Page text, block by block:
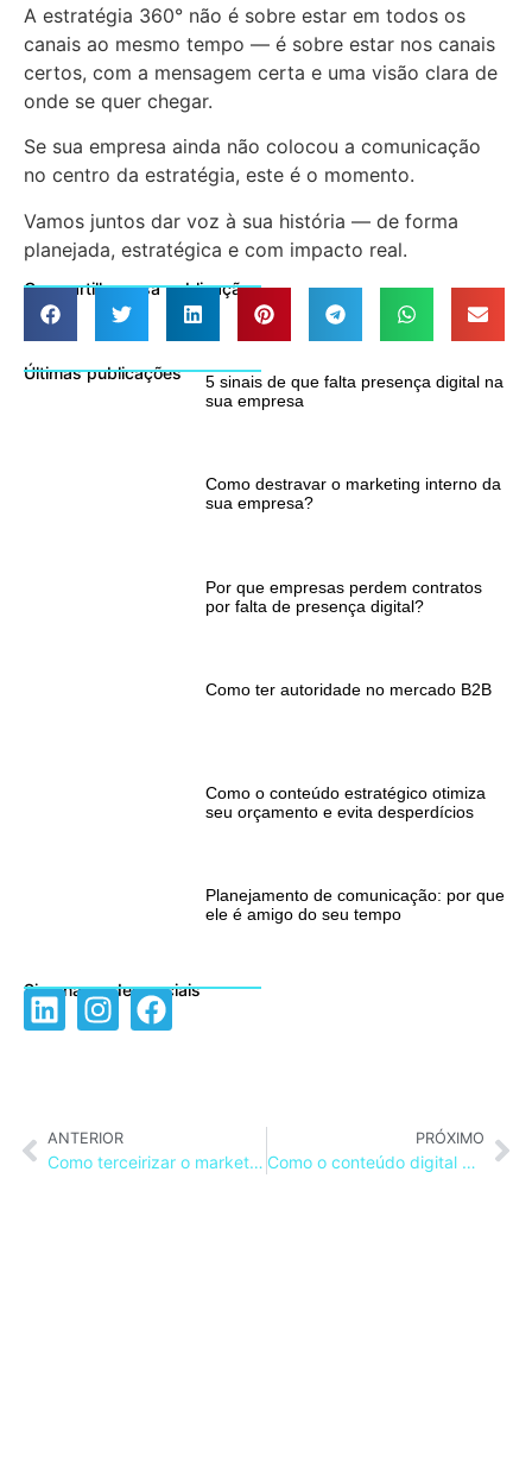
A estratégia 360° não é sobre estar em todos os
canais ao mesmo tempo — é sobre estar nos canais
certos, com a mensagem certa e uma visão clara de
onde se quer chegar.
Se sua empresa ainda não colocou a comunicação
no centro da estratégia, este é o momento.
Vamos juntos dar voz à sua história — de forma
planejada, estratégica e com impacto real.
Compartilhe essa publicação
Últimas publicações
5 sinais de que falta presença digital na
sua empresa
Como destravar o marketing interno da
sua empresa?
Por que empresas perdem contratos
por falta de presença digital?
Como ter autoridade no mercado B2B
Como o conteúdo estratégico otimiza
seu orçamento e evita desperdícios
Planejamento de comunicação: por que
ele é amigo do seu tempo
Siga nas redes sociais
ANTERIOR
Como terceirizar o marketing da empresa de forma estratégica?
PRÓXIMO
Como o conteúdo digital ajuda a integrar ações de comunicação